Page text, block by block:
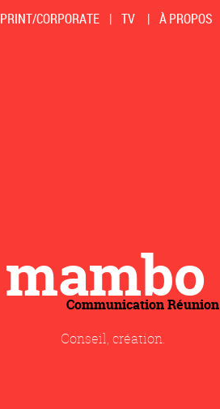
PRINT/CORPORATE | TV | À PROPOS
mambo
Communication Réunion
Conseil, création.